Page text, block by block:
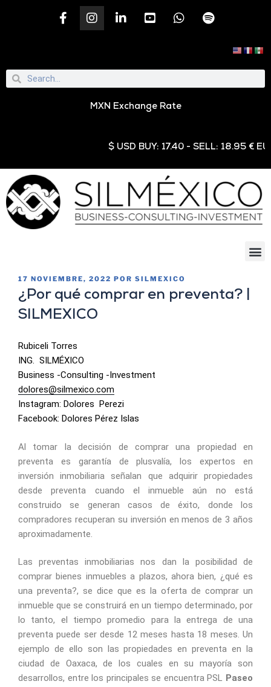
MXN Exchange Rate
$ USD BUY: 17.40 - SELL: 18.95 €
17 NOVIEMBRE, 2022 POR SILMEXICO
¿Por qué comprar en preventa? |
SILMEXICO
Rubiceli Torres
ING. SILMÉXICO
Business -Consulting -Investment
dolores@silmexico.com
Instagram: Dolores Perezi
Facebook: Dolores Pérez Islas
Al tomar la decisión de comprar una propiedad en
preventa es garantía de plusvalía, los expertos en
inversión inmobiliaria señalan que adquirir propiedades
desde preventa cuando el inmueble aún no está
construido se generan casos de éxito, donde los
compradores recuperan su inversión en menos de 3 años
aproximadamente.
Las preventas inmobiliarias nos dan la posibilidad de
comprar bienes inmuebles a plazos, ahora bien, ¿qué es
una preventa?, se dice que es la oferta de comprar un
inmueble que se construirá en un tiempo determinado, por
lo tanto, el tiempo promedio para la entrega de una
preventa puede ser desde 12 meses hasta 18 meses. Un
ejemplo de ello son las propiedades en preventa en la
ciudad de Oaxaca, de los cuales en su mayoría son
desarrollos, entre los principales se encuentra PSL Paseo